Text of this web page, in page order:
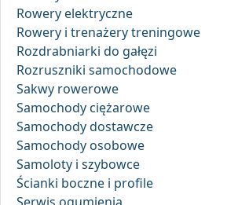
Rowery elektryczne
Rowery i trenażery treningowe
Rozdrabniarki do gałęzi
Rozruszniki samochodowe
Sakwy rowerowe
Samochody ciężarowe
Samochody dostawcze
Samochody osobowe
Samoloty i szybowce
Ścianki boczne i profile
Serwis ogumienia